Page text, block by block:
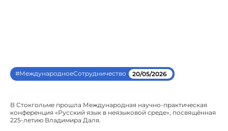
#МеждународноеСотрудничество 20/05/2026
В Стокгольме прошла Международная научно-практическая
конференция «Русский язык в неязыковой среде», посвящённая
225-летию Владимира Даля.